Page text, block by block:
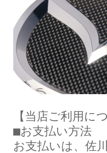
【当店ご利用に
■お支払い方法
お支払いは、佐